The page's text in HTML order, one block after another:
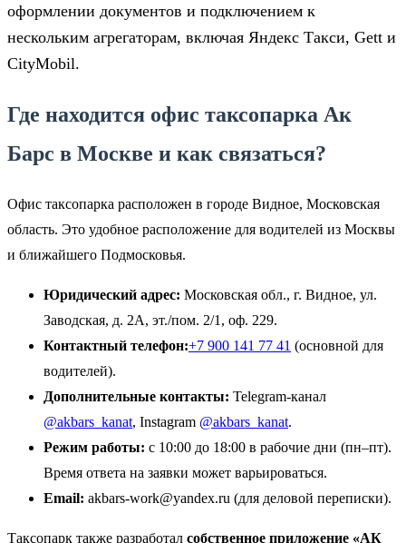
оформлении документов и подключением к
нескольким агрегаторам, включая Яндекс Такси, Gett и
CityMobil.
Где находится офис таксопарка Ак
Барс в Москве и как связаться?
Офис таксопарка расположен в городе Видное, Московская
область. Это удобное расположение для водителей из Москвы
и ближайшего Подмосковья.
Юридический адрес: Московская обл., г. Видное, ул.
Заводская, д. 2А, эт./пом. 2/1, оф. 229.
Контактный телефон:+7 900 141 77 41 (основной для
водителей).
Дополнительные контакты: Telegram-канал
@akbars_kanat, Instagram @akbars_kanat.
Режим работы: с 10:00 до 18:00 в рабочие дни (пн–пт).
Время ответа на заявки может варьироваться.
Email: akbars-work@yandex.ru (для деловой переписки).
Таксопарк также разработал собственное приложение «АК